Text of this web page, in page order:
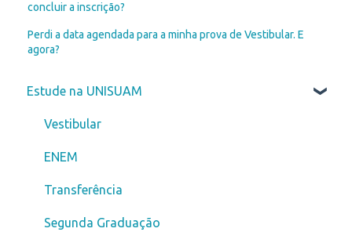
concluir a inscrição?
Perdi a data agendada para a minha prova de Vestibular. E
agora?
Estude na UNISUAM
Vestibular
ENEM
Transferência
Segunda Graduação